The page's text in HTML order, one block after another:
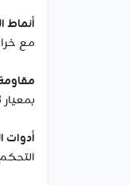
أنماط
مع
بمعيار IP68 للاستخدام في البيئات القاسية
أدوات